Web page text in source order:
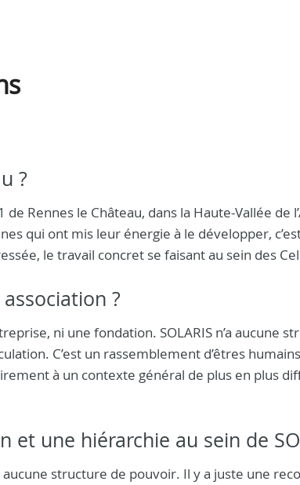
?
Rennes le Château, dans la Haute-Vallée de
qui ont mis leur énergie à le développer,
le travail concret se faisant au sein des
?
ni une fondation. SOLARIS n’a aucune
C’est un rassemblement d’êtres
à un contexte général de plus en plus
et une hiérarchie au sein de
aucune structure de pouvoir. Il y a juste une